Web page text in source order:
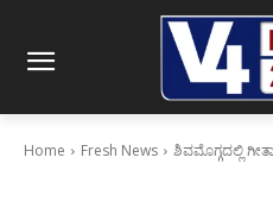
Home Fresh News ಶಿವಮೊಗ್ಗದಲ್ಲಿ